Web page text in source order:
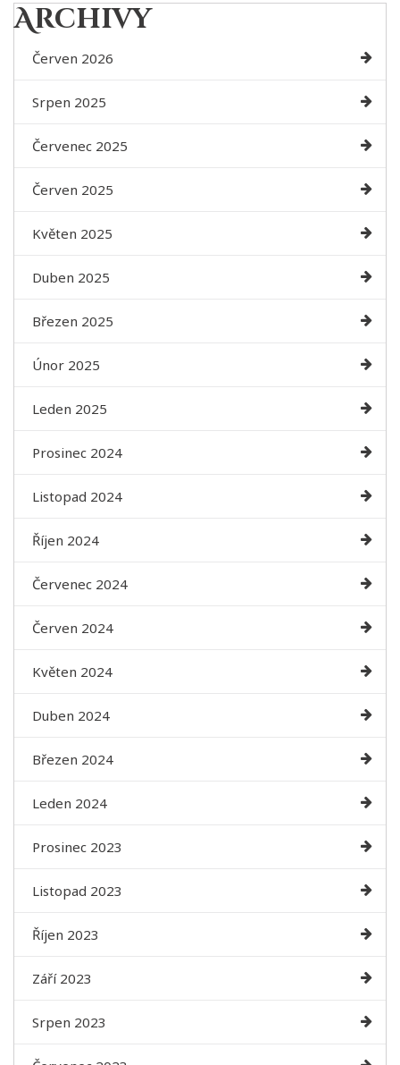
Archivy
Červen 2026
Srpen 2025
Červenec 2025
Červen 2025
Květen 2025
Duben 2025
Březen 2025
Únor 2025
Leden 2025
Prosinec 2024
Listopad 2024
Říjen 2024
Červenec 2024
Červen 2024
Květen 2024
Duben 2024
Březen 2024
Leden 2024
Prosinec 2023
Listopad 2023
Říjen 2023
Září 2023
Srpen 2023